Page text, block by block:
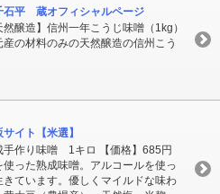
平 蔵オフィシャルページ
然醸造】信州一年こうじ味噌（1kg）
産の材料のみの天然醸造の信州こう
イト【米選】
手作り味噌 1キロ 【価格】685円
った熟成味噌。アルコールを使っ
ています。優しくマイルドな味わ